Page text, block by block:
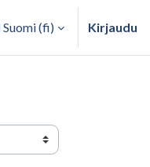
Suomi ‎(fi)‎ Kirjaudu